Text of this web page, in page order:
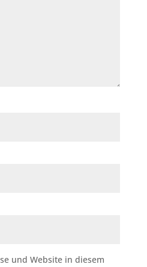
und Website in diesem